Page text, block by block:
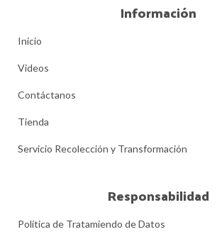
Información
Inicio
Videos
Contáctanos
Tienda
Servicio Recolección y Transformación
Responsabilidad
Política de Tratamiendo de Datos